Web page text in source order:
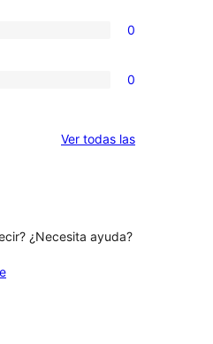
0
0
Ver todas lasvaloraciones
¿Necesita ayuda?